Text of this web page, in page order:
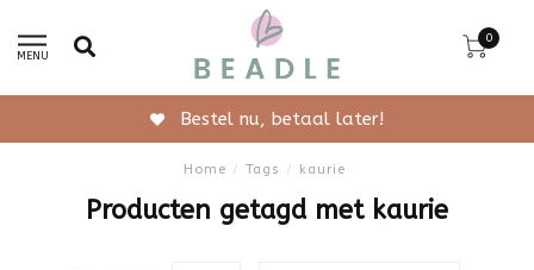
MENU
0
Bestel nu, betaal later!
Home / Tags / kaurie
Producten getagd met kaurie